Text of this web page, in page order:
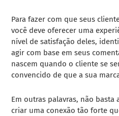
Para fazer com que seus
você deve oferecer uma
nível de satisfação deles,
agir com base em seus
nascem quando o cliente se
convencido de que a sua
Em outras palavras, não basta
criar uma conexão tão forte